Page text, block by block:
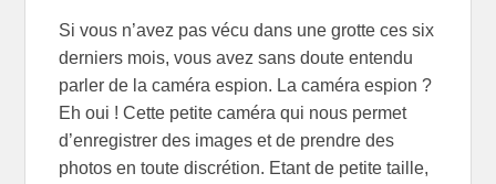
Si vous n’avez pas vécu dans une grotte ces six
derniers mois, vous avez sans doute entendu
parler de la caméra espion. La caméra espion ?
Eh oui ! Cette petite caméra qui nous permet
d’enregistrer des images et de prendre des
photos en toute discrétion. Etant de petite taille,